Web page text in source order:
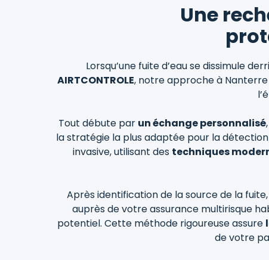
Une
Lorsqu’une fuite d’eau se dissimule
AIRTCONTROLE, notre approche à
Tout débute par un échange personnalisé
la stratégie la plus adaptée pour la
invasive, utilisant des techniques
Après identification de la source de la
auprès de votre assurance multirisque
potentiel. Cette méthode rigoureuse assure
de votre